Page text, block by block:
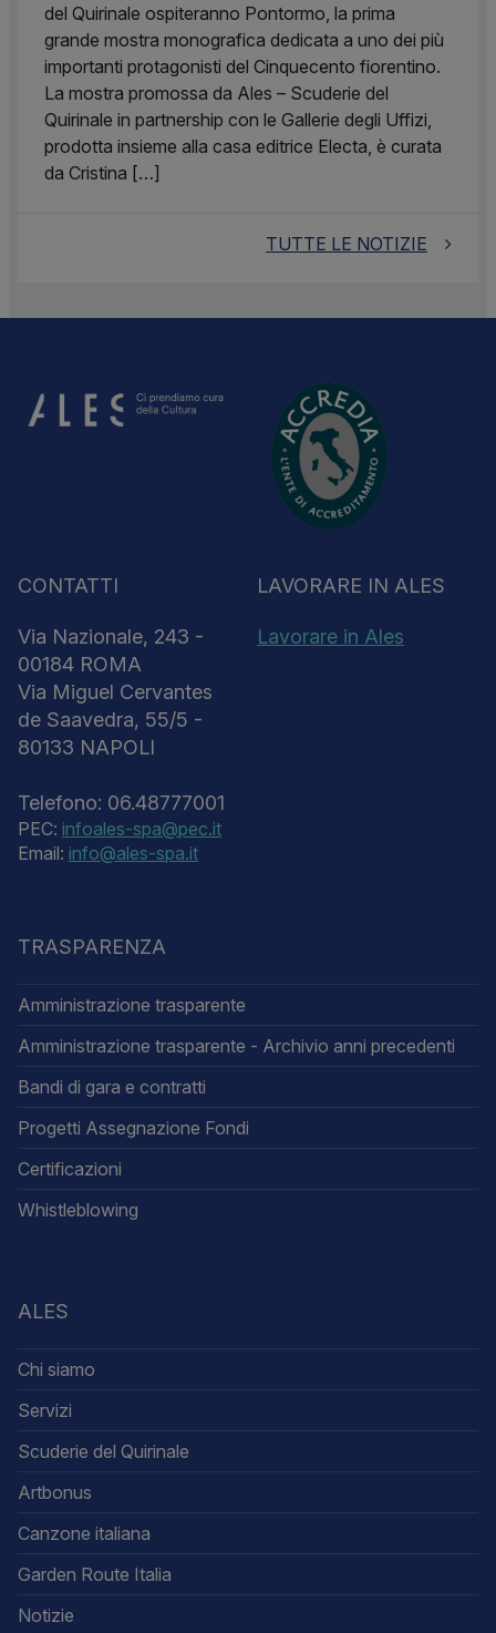
del Quirinale ospiteranno Pontormo, la prima
grande mostra monografica dedicata a uno dei più
importanti protagonisti del Cinquecento fiorentino.
La mostra promossa da Ales – Scuderie del
Quirinale in partnership con le Gallerie degli Uffizi,
prodotta insieme alla casa editrice Electa, è curata
da Cristina […]
TUTTE LE NOTIZIE
CONTATTI
Via Nazionale, 243 -
00184 ROMA
Via Miguel Cervantes
de Saavedra, 55/5 -
80133 NAPOLI
Telefono: 06.48777001
PEC: infoales-spa@pec.it
Email: info@ales-spa.it
LAVORARE IN ALES
Lavorare in Ales
TRASPARENZA
Amministrazione trasparente
Amministrazione trasparente - Archivio anni precedenti
Bandi di gara e contratti
Progetti Assegnazione Fondi
Certificazioni
Whistleblowing
ALES
Chi siamo
Servizi
Scuderie del Quirinale
Artbonus
Canzone italiana
Garden Route Italia
Notizie